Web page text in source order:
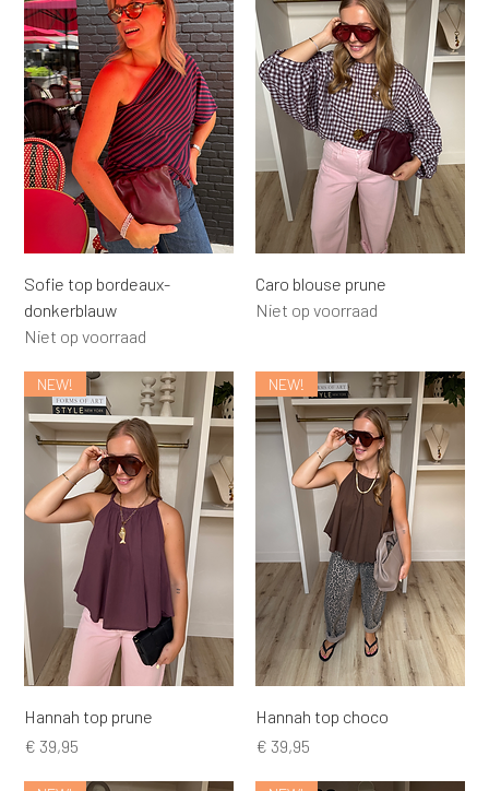
Sofie top bordeaux-
donkerblauw
Niet op voorraad
Caro blouse prune
Niet op voorraad
NEW!
Hannah top prune
Prijs
€ 39,95
NEW!
Hannah top choco
Prijs
€ 39,95